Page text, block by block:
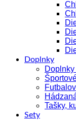
Doplnky
Tašky,
Sety